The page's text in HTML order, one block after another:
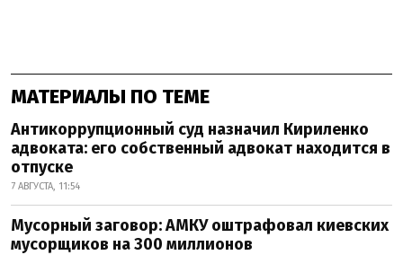
МАТЕРИАЛЫ ПО ТЕМЕ
Антикоррупционный суд назначил Кириленко
адвоката: его собственный адвокат находится в
отпуске
7 АВГУСТА, 11:54
Мусорный заговор: АМКУ оштрафовал киевских
мусорщиков на 300 миллионов